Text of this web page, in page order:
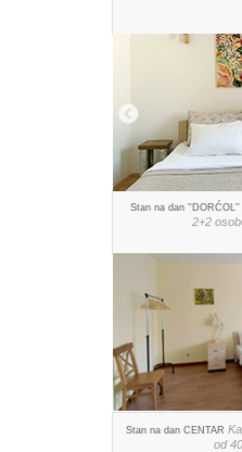
Stan na dan
2+2
Stan na dan CENTAR
od